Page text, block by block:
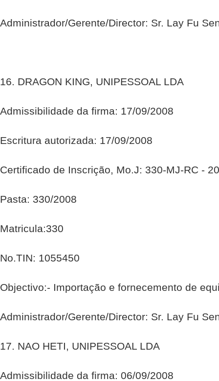
Administrador/Gerente/Director: Sr. Lay Fu
16. DRAGON KING, UNIPESSOAL LDA
Admissibilidade da firma: 17/09/2008
Escritura autorizada: 17/09/2008
Certificado de Inscrição, Mo.J: 330-MJ-RC -
Pasta: 330/2008
Matricula:330
No.TIN: 1055450
Objectivo:- Importação e fornecemento de
Administrador/Gerente/Director: Sr. Lay Fu
17. NAO HETI, UNIPESSOAL LDA
Admissibilidade da firma: 06/09/2008